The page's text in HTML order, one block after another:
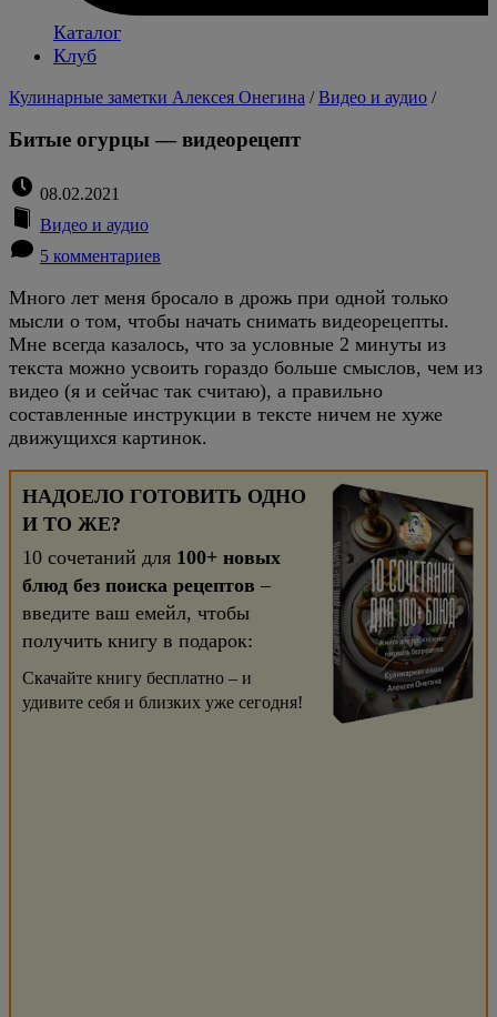
Каталог
Клуб
Кулинарные заметки Алексея Онегина /Видео и аудио /
Битые огурцы — видеорецепт
08.02.2021
Видео и аудио
5 комментариев
Много лет меня бросало в дрожь при одной только
мысли о том, чтобы начать снимать видеорецепты.
Мне всегда казалось, что за условные 2 минуты из
текста можно усвоить гораздо больше смыслов, чем из
видео (я и сейчас так считаю), а правильно
составленные инструкции в тексте ничем не хуже
движущихся картинок.
НАДОЕЛО ГОТОВИТЬ ОДНО
И ТО ЖЕ?
10 сочетаний для 100+ новых
блюд без поиска рецептов –
введите ваш емейл, чтобы
получить книгу в подарок:
Скачайте книгу бесплатно – и
удивите себя и близких уже сегодня!